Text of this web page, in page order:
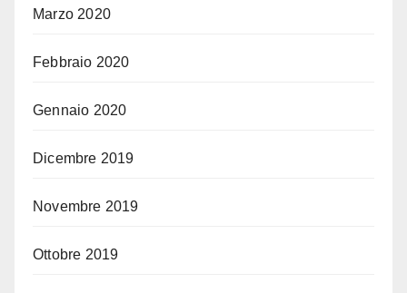
Marzo 2020
Febbraio 2020
Gennaio 2020
Dicembre 2019
Novembre 2019
Ottobre 2019